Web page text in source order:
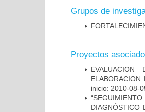
Grupos de
Proyectos
ELABORACION
inicio: 2010-08-
DIAGNÓSTICO